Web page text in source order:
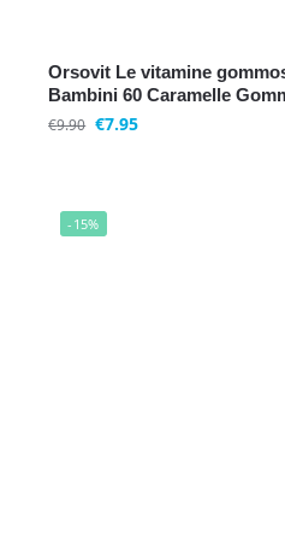
Orsovit Le vitamine
Bambini 60 Caramelle
€9.90 €7.95
-15%